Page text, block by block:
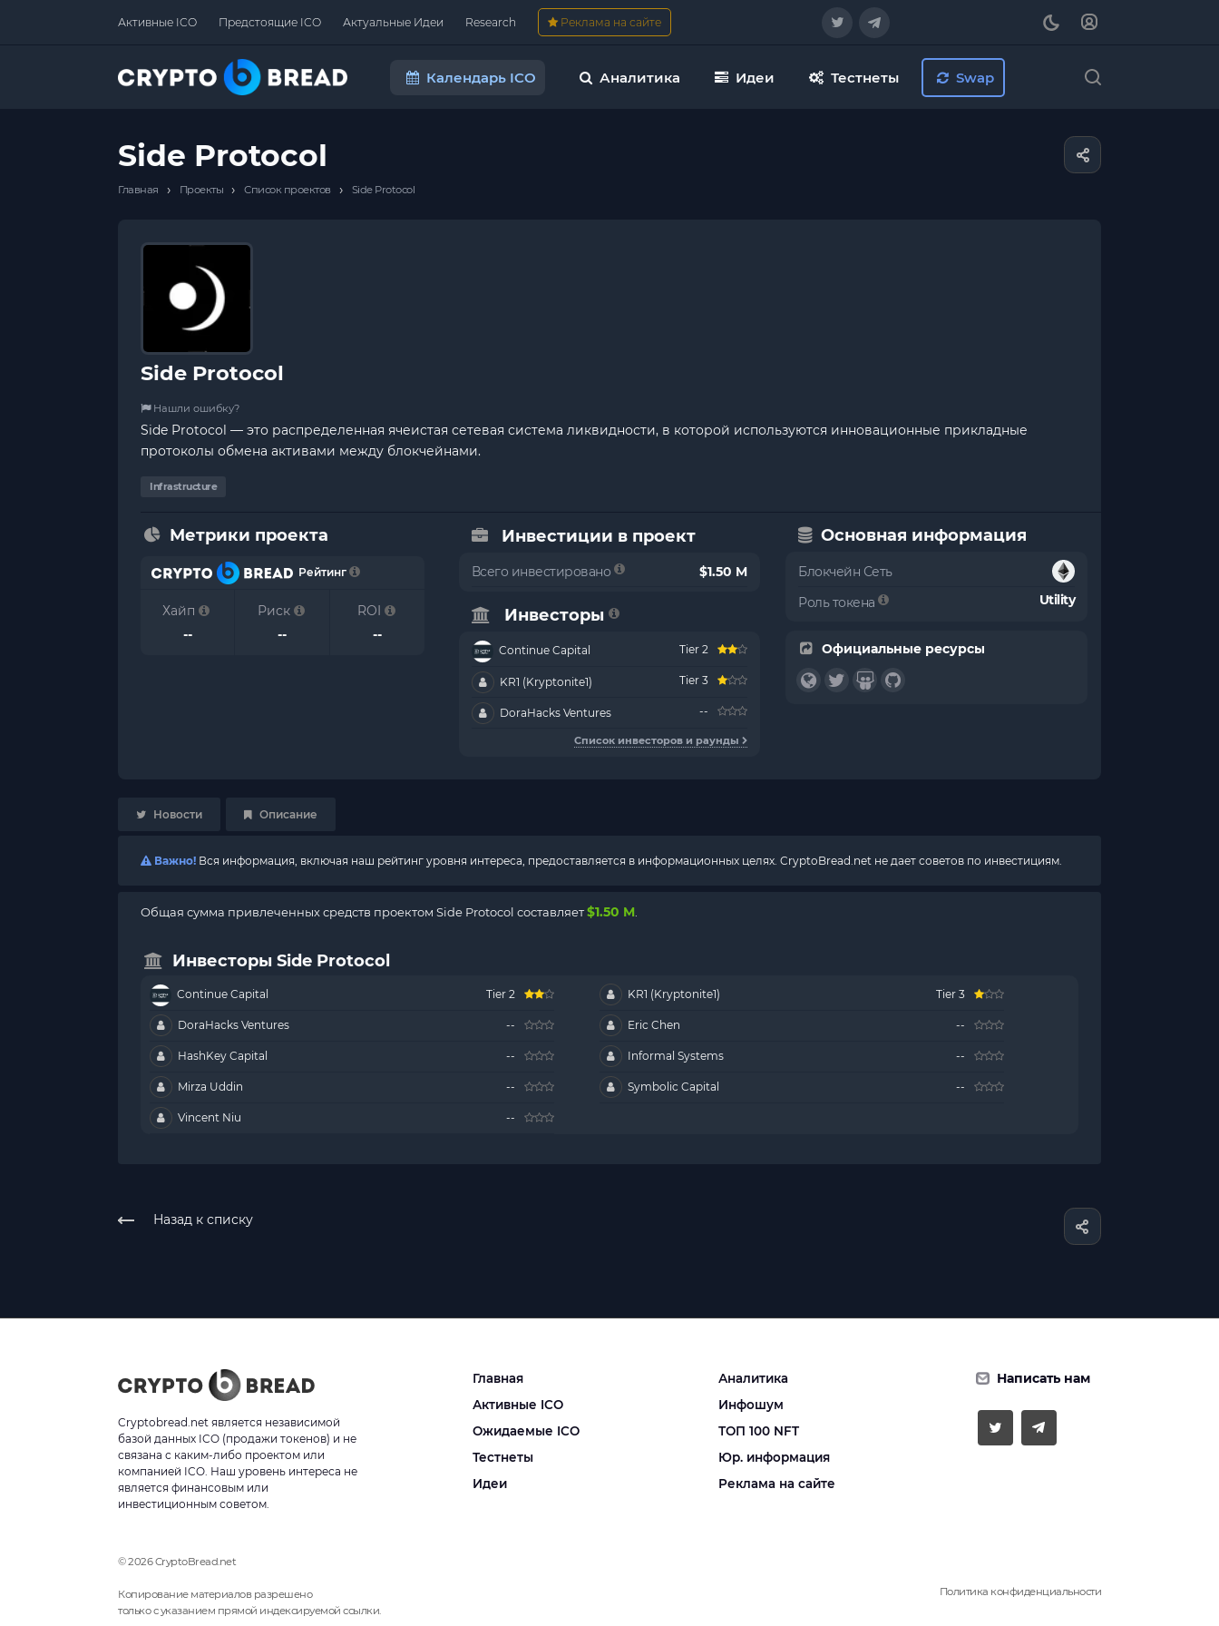
Активные ICO Предстоящие ICO Актуальные Идеи Research Реклама на сайте
Календарь ICO Аналитика Идеи Тестнеты Swap
Side Protocol
Главная › Проекты › Список проектов › Side Protocol
Side Protocol
Нашли ошибку?
Side Protocol — это распределенная ячеистая сетевая система ликвидности, в которой используются инновационные прикладные
протоколы обмена активами между блокчейнами.
Infrastructure
Метрики проекта
Рейтинг
Хайп
--
Риск
--
ROI
--
Инвестиции в проект
Всего инвестировано $1.50 M
Инвесторы
Continue Capital Tier 2
KR1 (Kryptonite1) Tier 3
DoraHacks Ventures --
Список инвесторов и раунды
Основная информация
Блокчейн Сеть
Роль токена
Utility
Официальные ресурсы
Новости Описание
Важно! Вся информация, включая наш рейтинг уровня интереса, предоставляется в информационных целях. CryptoBread.net не дает советов по инвестициям.
Общая сумма привлеченных средств проектом Side Protocol составляет$1.50 M
Инвесторы Side Protocol
Continue Capital Tier 2 KR1 (Kryptonite1) Tier 3
DoraHacks Ventures -- Eric Chen --
HashKey Capital -- Informal Systems --
Mirza Uddin -- Symbolic Capital --
Vincent Niu --
Назад к списку
Cryptobread.net является независимой
базой данных ICO (продажи токенов) и не
связана с каким-либо проектом или
компанией ICO. Наш уровень интереса не
является финансовым или
инвестиционным советом.
Главная
Активные ICO
Ожидаемые ICO
Тестнеты
Идеи
Аналитика
Инфошум
ТОП 100 NFT
Юр. информация
Реклама на сайте
Написать нам
© 2026 CryptoBread.net
Копирование материалов разрешено
только с указанием прямой индексируемой ссылки.
Политика конфиденциальности